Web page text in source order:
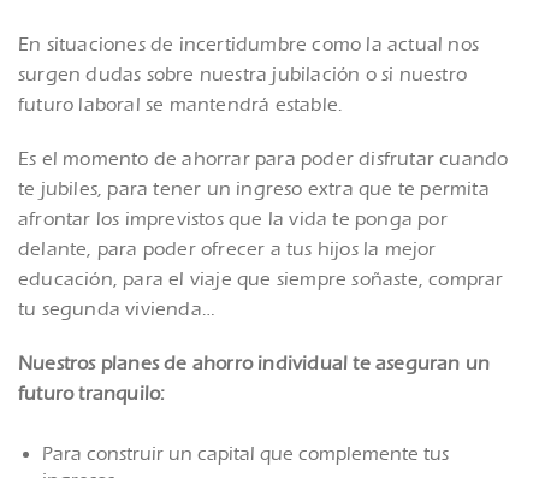
En situaciones de incertidumbre como la actual nos
surgen dudas sobre nuestra jubilación o si nuestro
futuro laboral se mantendrá estable.
Es el momento de ahorrar para poder disfrutar cuando
te jubiles, para tener un ingreso extra que te permita
afrontar los imprevistos que la vida te ponga por
delante, para poder ofrecer a tus hijos la mejor
educación, para el viaje que siempre soñaste, comprar
tu segunda vivienda…
Nuestros planes de ahorro individual te aseguran un
futuro tranquilo:
Para construir un capital que complemente tus